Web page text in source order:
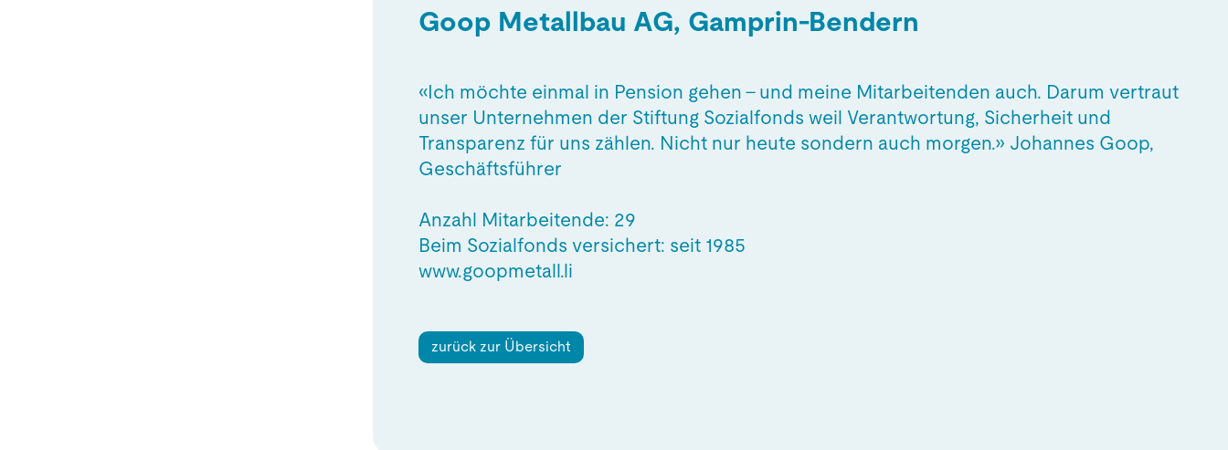
Goop Metallbau AG, Gamprin-Bendern
«Ich möchte einmal in Pension gehen – und meine Mitarbeitenden auch. Darum vertraut
unser Unternehmen der Stiftung Sozialfonds weil Verantwortung, Sicherheit und
Transparenz für uns zählen. Nicht nur heute sondern auch morgen.» Johannes Goop,
Geschäftsführer
Anzahl Mitarbeitende: 29
Beim Sozialfonds versichert: seit 1985
www.goopmetall.li
zurück zur Übersicht